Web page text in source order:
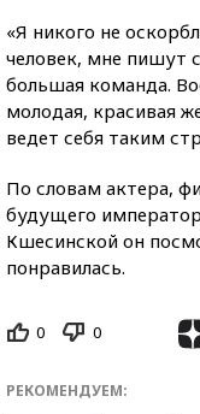
«Я никого не
человек, мне пишут
большая команда.
молодая, красивая
ведет себя таким
По словам актера,
будущего
Кшесинской он
понравилась.
0 0
РЕКОМЕНДУЕМ: